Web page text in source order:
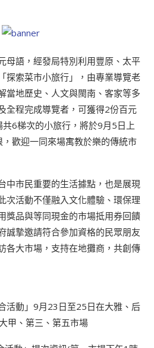
母語，經發局特別利用豐原、太平
探索菜市小旅行」，由專業導覽老
當地歷史、人文與閩南、客家等多
全程完成導覽者，可獲得2份百元
6梯次的小旅行，將於9月5日上
歡迎一同來場寓教於樂的傳統市
中市民重要的生活據點，也是展現
次活動不僅融入文化體驗、環保理
獎品與等同現金的市場抵用券回饋
誠摯邀請符合參加資格的民眾朋友
各大市場，支持在地攤商，共創傳
活動」9月23日至25日在大雅、后
甲、第三、第五市場